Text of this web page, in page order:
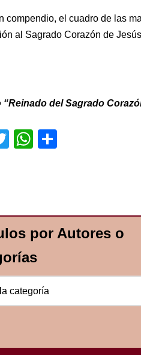
compendio, el cuadro de las
al Sagrado Corazón de
“Reinado del Sagrado
T
W
A
p
p
por Autores o